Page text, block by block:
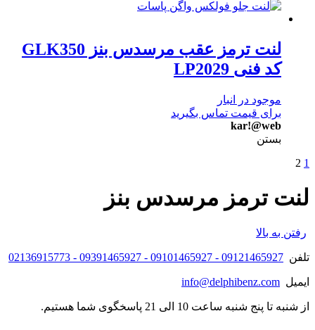
لنت ترمز عقب مرسدس بنز GLK350
کد فنی LP2029
موجود در انبار
برای قیمت تماس بگیرید
kar!@web
بستن
1
2
لنت ترمز مرسدس بنز
رفتن به بالا
تلفن 09121465927 - 09101465927 - 09391465927 - 02136915773
ایمیل info@delphibenz.com
از شنبه تا پنج شنبه ساعت 10 الی 21 پاسخگوی شما هستیم.